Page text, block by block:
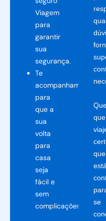
Viagem
para
garantir
sua
segurança.
Te
acompanhamos
para
que a
sua
volta
para
casa
seja
fácil e
sem
complicações.
se